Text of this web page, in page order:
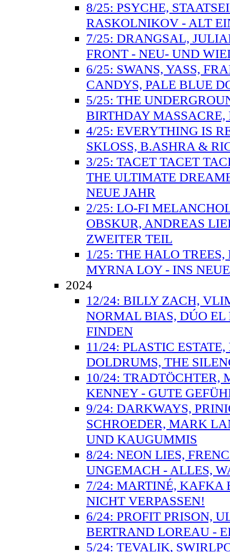
8/25: PSYCHE,
RASKOLNIKOV - ALT
7/25: DRANGSAL,
FRONT - NEU- UND
6/25: SWANS, YASS,
CANDYS, PALE BLUE
5/25: THE
BIRTHDAY
4/25: EVERYTHING IS
SKLOSS, B.ASHRA &
3/25: TACET TACET
THE ULTIMATE
NEUE JAHR
2/25: LO-FI
OBSKUR, ANDREAS
ZWEITER TEIL
1/25: THE HALO
MYRNA LOY - INS
2024
12/24: BILLY ZACH,
NORMAL BIAS, DÚO
FINDEN
11/24: PLASTIC
DOLDRUMS, THE
10/24: TRADTÖCHTER,
KENNEY - GUTE
9/24: DARKWAYS,
SCHROEDER, MARK
UND KAUGUMMIS
8/24: NEON LIES,
UNGEMACH - ALLES,
7/24: MARTINÉ, KAFKA
NICHT VERPASSEN!
6/24: PROFIT PRISON,
BERTRAND LOREAU -
5/24: TEVALIK,